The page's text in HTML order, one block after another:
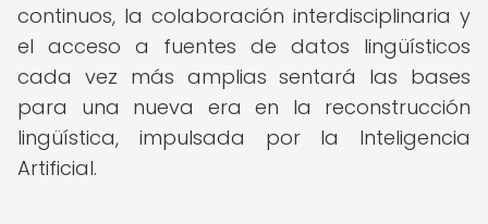
continuos, la colaboración interdisciplinaria y
el acceso a fuentes de datos lingüísticos
cada vez más amplias sentará las bases
para una nueva era en la reconstrucción
lingüística, impulsada por la Inteligencia
Artificial.